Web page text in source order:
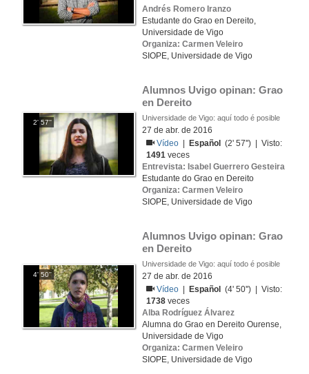
Andrés Romero Iranzo
Estudante do Grao en Dereito,
Universidade de Vigo
Organiza: Carmen Veleiro
SIOPE, Universidade de Vigo
2' 57''
Alumnos Uvigo opinan: Grao
en Dereito
Universidade de Vigo: aquí todo é posible
27 de abr. de 2016
Vídeo
Español
(2' 57'') | Visto:
1491 veces
Entrevista: Isabel Guerrero Gesteira
Estudante do Grao en Dereito
Organiza: Carmen Veleiro
SIOPE, Universidade de Vigo
4' 50''
Alumnos Uvigo opinan: Grao
en Dereito
Universidade de Vigo: aquí todo é posible
27 de abr. de 2016
Vídeo
Español
(4' 50'') | Visto:
1738 veces
Alba Rodríguez Álvarez
Alumna do Grao en Dereito Ourense,
Universidade de Vigo
Organiza: Carmen Veleiro
SIOPE, Universidade de Vigo